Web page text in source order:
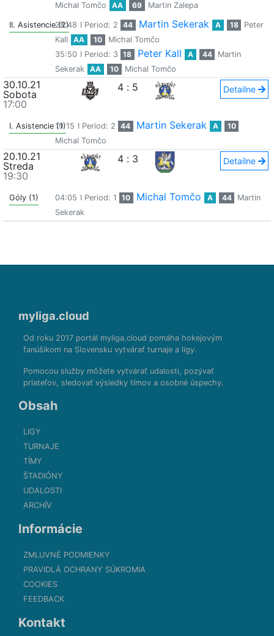
Michal Tomčo
AA 69 Martin Zalepa
II. Asistencie (2)
28:48 I Period: 2 44 Martin Sekerak A 18
Peter
Kall
AA 10
Michal Tomčo
35:50 I Period: 3 18 Peter Kall A 44
Martin
Sekerak
AA 10 Michal Tomčo
30.10.21
Sobota
17:00
4 : 5 Detailne
I. Asistencie (1)19:15 I Period: 2 44 Martin Sekerak A
10
Michal Tomčo
20.10.21
Streda
19:30
4 : 3 Detailne
Góly (1) 04:05 I Period: 1 10 Michal Tomčo A 44
Martin
Sekerak
myliga.cloud
Od roku 2017 portál myliga.cloud pomáha hokejovým
fanúšikom na Slovensku vytvárať turnaje a ligy.
Pomocou služby môžete vytvárať udalosti, pozývať
priateľov, sledovať výsledky tímov a osobné úspechy.
Obsah
LIGY
TURNAJE
TÍMY
ŠTADIÓNY
UDALOSTI
ARCHÍV
Informácie
ZMLUVNÉ PODMIENKY
PRAVIDLÁ OCHRANY SÚKROMIA
COOKIES
FEEDBACK
Kontakt